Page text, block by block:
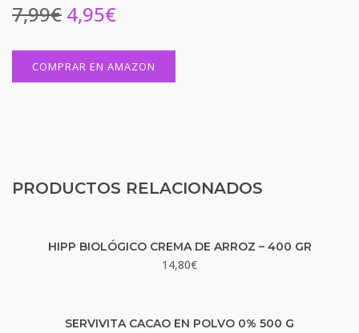
7,99€ 4,95€
COMPRAR EN AMAZON
PRODUCTOS RELACIONADOS
HIPP BIOLÓGICO CREMA DE ARROZ – 400 GR
14,80€
SERVIVITA CACAO EN POLVO 0% 500 G